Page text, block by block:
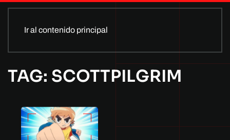
Ir al contenido principal
TAG: SCOTTPILGRIM